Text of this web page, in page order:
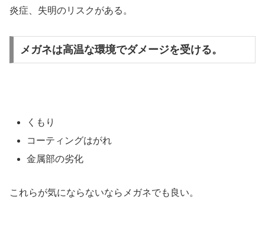
炎症、失明のリスクがある。
メガネは高温な環境でダメージを受ける。
くもり
コーティングはがれ
金属部の劣化
これらが気にならないならメガネでも良い。